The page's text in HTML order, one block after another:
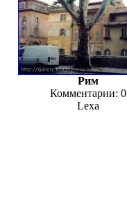
Рим
Комментарии: 0
Lexa